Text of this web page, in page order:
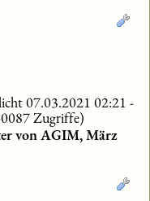
07.03.2021 02:21 -
Zugriffe)
von AGIM, März